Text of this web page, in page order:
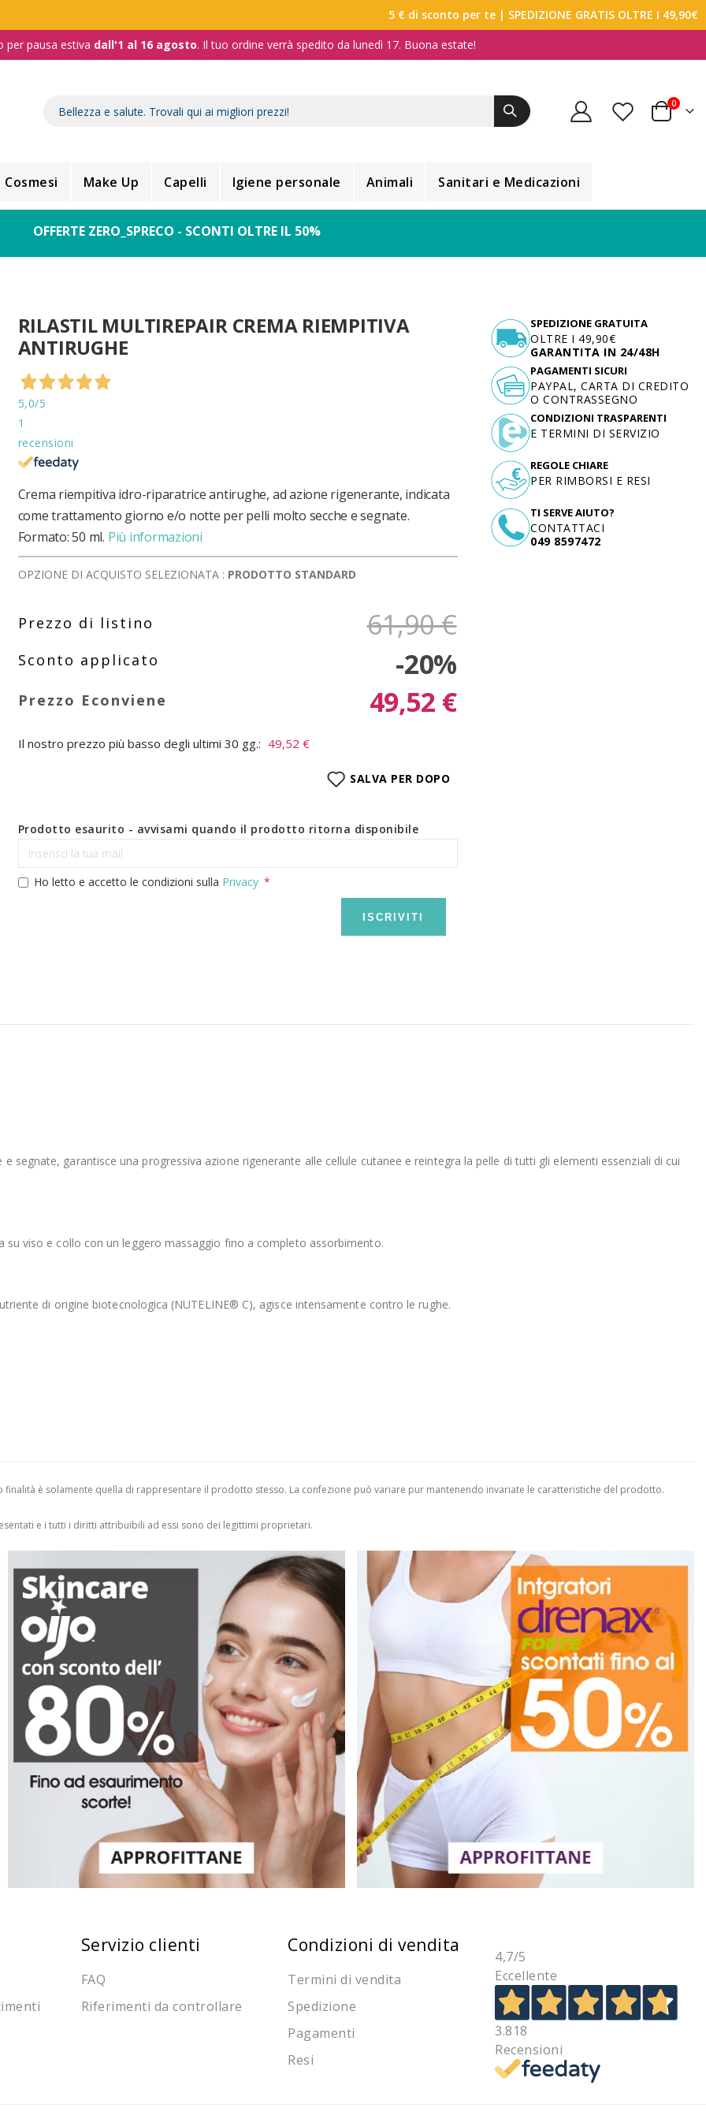
5 € di sconto per te | SPEDIZIONE GRATIS OLTRE I 49,90€
per pausa estiva dall'1 al 16 agosto. Il tuo ordine verrà spedito da lunedì 17. Buona estate!
Carrello
0
Cosmesi Make Up Capelli Igiene personale Animali Sanitari e Medicazioni
OFFERTE ZERO_SPRECO - SCONTI OLTRE IL 50%
RILASTIL MULTIREPAIR CREMA RIEMPITIVA
ANTIRUGHE
5,0/5
1
recensioni
Crema riempitiva idro-riparatrice antirughe, ad azione rigenerante, indicata
come trattamento giorno e/o notte per pelli molto secche e segnate.
Formato: 50 ml. Più informazioni
OPZIONE DI ACQUISTO SELEZIONATA : PRODOTTO STANDARD
61,90 €
-20%
49,52 €
Il nostro prezzo più basso degli ultimi 30 gg.: 49,52 €
SALVA PER DOPO
Prodotto esaurito - avvisami quando il prodotto ritorna disponibile
Ho letto e accetto le condizioni sulla Privacy
ISCRIVITI
SPEDIZIONE GRATUITA
OLTRE I 49,90€
GARANTITA IN 24/48H
TI SERVE AIUTO?
CONTATTACI
049 8597472
PAGAMENTI SICURI
PAYPAL, CARTA DI CREDITO
O CONTRASSEGNO
CONDIZIONI TRASPARENTI
E TERMINI DI SERVIZIO
REGOLE CHIARE
PER RIMBORSI E RESI
garantisce una progressiva azione rigenerante alle cellule cutanee e reintegra la pelle di tutti gli elementi essenziali di cui
viso e collo con un leggero massaggio fino a completo assorbimento.
di origine biotecnologica (NUTELINE® C), agisce intensamente contro le rughe.
è solamente quella di rappresentare il prodotto stesso. La confezione può variare pur mantenendo invariate le caratteristiche del prodotto.
e i tutti i diritti attribuibili ad essi sono dei legittimi proprietari.
Servizio clienti
FAQ
Riferimenti da controllare
Condizioni di vendita
Termini di vendita
Spedizione
Pagamenti
Resi
4,7/5
Eccellente
3.818
Recensioni